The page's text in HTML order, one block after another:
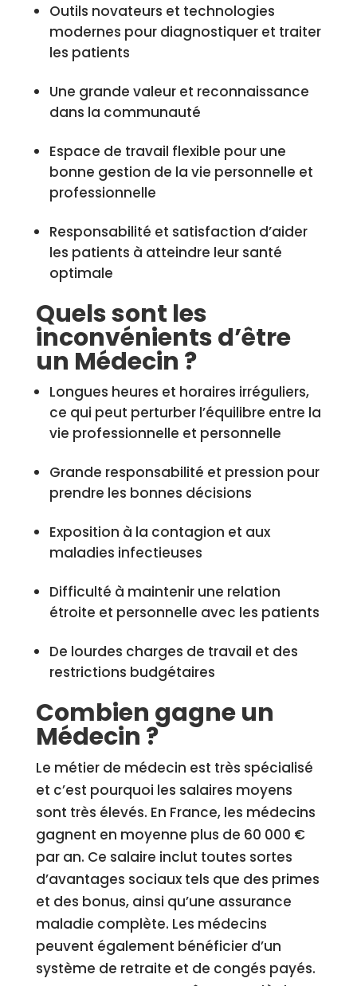
Outils novateurs et technologies
modernes pour diagnostiquer et traiter
les patients
Une grande valeur et reconnaissance
dans la communauté
Espace de travail flexible pour une
bonne gestion de la vie personnelle et
professionnelle
Responsabilité et satisfaction d’aider
les patients à atteindre leur santé
optimale
Quels sont les
inconvénients d’être
un Médecin ?
Longues heures et horaires irréguliers,
ce qui peut perturber l’équilibre entre la
vie professionnelle et personnelle
Grande responsabilité et pression pour
prendre les bonnes décisions
Exposition à la contagion et aux
maladies infectieuses
Difficulté à maintenir une relation
étroite et personnelle avec les patients
De lourdes charges de travail et des
restrictions budgétaires
Combien gagne un
Médecin ?
Le métier de médecin est très spécialisé
et c’est pourquoi les salaires moyens
sont très élevés. En France, les médecins
gagnent en moyenne plus de 60 000 €
par an. Ce salaire inclut toutes sortes
d’avantages sociaux tels que des primes
et des bonus, ainsi qu’une assurance
maladie complète. Les médecins
peuvent également bénéficier d’un
système de retraite et de congés payés.